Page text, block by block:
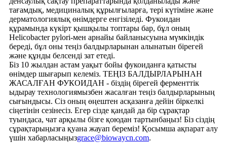
тағамдық, медициналық құрылғыларға, тері күтіміне және
дерматологиялық өнімдерге енгізіледі. Фукоидан
құрамында күкірт қышқылы топтары бар, бұл оның
Helicobacter pylori-мен арнайы байланысуына мүмкіндік
береді, бұл оны теңіз балдырларынан алынатын бірегей
және құнды белсенді зат етеді.
Біз 10 жылдан астам уақыт бойы фукоиданға қатысты
өнімдер шығарып келеміз. ТЕҢІЗ БАЛДЫРЛАРЫНАН
ЖАСАЛҒАН ФУКОИДАН - біздің бірегей ферменттік
ыдырау технологиямызбен жасалған теңіз балдырларының
сығындысы. Сіз оның өңештен асқазанға дейін біркелкі
сіңетінін сезінесіз. Егер сізде қандай да бір сұрақтар
туындаса, чат арқылы бізге қоюдан тартынбаңыз! Біз сіздің
сұрақтарыңызға қуана жауап береміз! Қосымша ақпарат алу
үшін хабарласыңызgrace@biowaycn.com.